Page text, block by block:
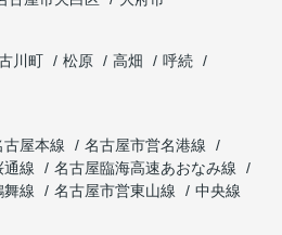
川町 松原 高畑
呼続
古屋本線
名古屋市営名港線
通線
名古屋臨海高速あおなみ線
舞線 名古屋市営東山線
中央線